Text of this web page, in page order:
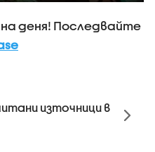
деня! Последвайте
източници в